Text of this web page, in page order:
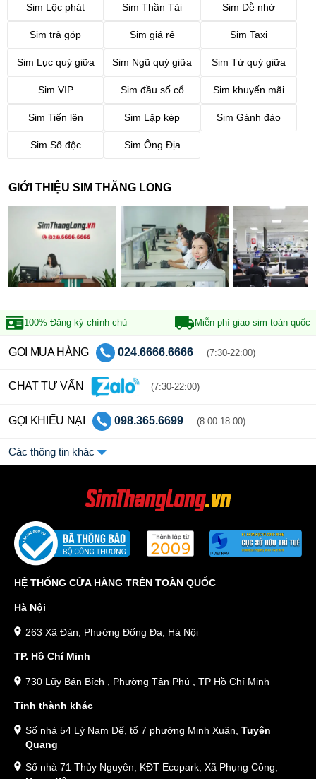
Sim Lộc phát Sim Thần Tài Sim Dễ nhớ
Sim trả góp Sim giá rẻ Sim Taxi
Sim Lục quý giữa Sim Ngũ quý giữa Sim Tứ quý giữa
Sim VIP Sim đầu số cổ Sim khuyến mãi
Sim Tiến lên Sim Lặp kép Sim Gánh đảo
Sim Số độc Sim Ông Địa
GIỚI THIỆU SIM THĂNG LONG
100% Đăng ký chính chủ Miễn phí giao sim toàn quốc
GỌI MUA HÀNG 024.6666.6666 (7:30-22:00)
CHAT TƯ VẤN (7:30-22:00)
GỌI KHIẾU NẠI 098.365.6699 (8:00-18:00)
Các thông tin khác
HỆ THỐNG CỬA HÀNG TRÊN TOÀN QUỐC
Hà Nội
263 Xã Đàn, Phường Đống Đa, Hà Nội
TP. Hồ Chí Minh
730 Lũy Bán Bích , Phường Tân Phú , TP Hồ Chí Minh
Tỉnh thành khác
Số nhà 54 Lý Nam Đế, tổ 7 phường Minh Xuân, Tuyên
Quang
Số nhà 71 Thủy Nguyên, KĐT Ecopark, Xã Phụng Công,